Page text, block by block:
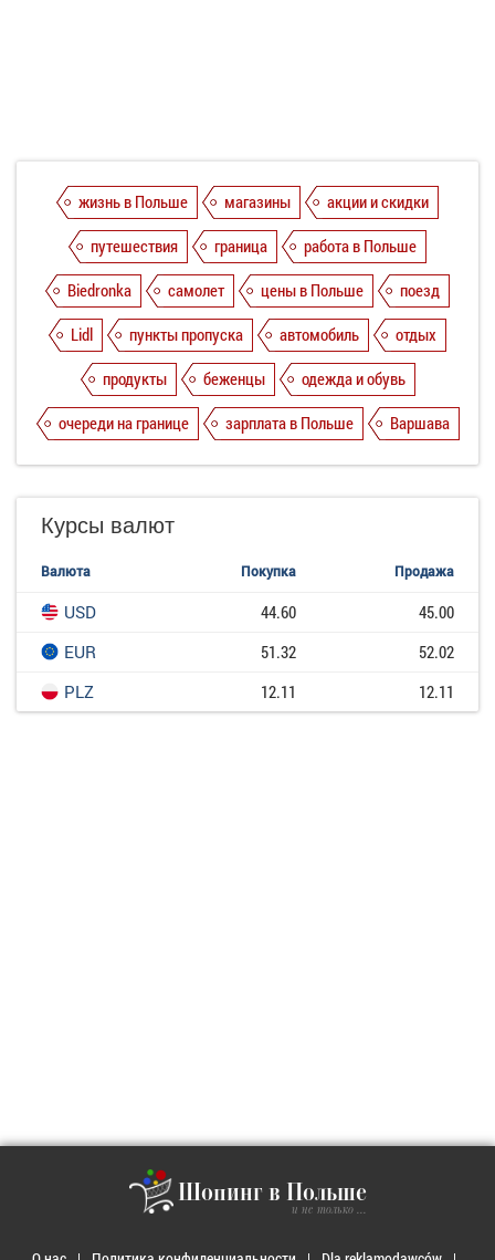
жизнь в Польше магазины
акции и скидки
путешествия
граница
работа в Польше
Biedronka
самолет цены в Польше
поезд
Lidl
пункты пропуска автомобиль
отдых
продукты
беженцы
одежда и обувь
очереди на границе
зарплата в Польше Варшава
Курсы валют
Валюта Покупка Продажа
USD 44.60
45.00
EUR
51.32
52.02
PLZ
12.11 12.11
Шопинг в Польше
и не только ...